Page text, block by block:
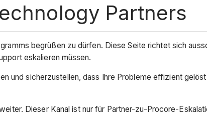
Partners
begrüßen zu dürfen. Diese Seite richtet sich
eskalieren müssen.
und sicherzustellen, dass Ihre Probleme effizient
Dieser Kanal ist nur für Partner-zu-Procore-